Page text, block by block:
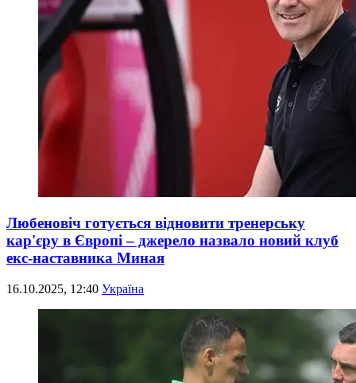
Любеновіч готується відновити тренерську
кар'єру в Європі – джерело назвало новий клуб
екс-наставника Миная
16.10.2025, 12:40 Україна